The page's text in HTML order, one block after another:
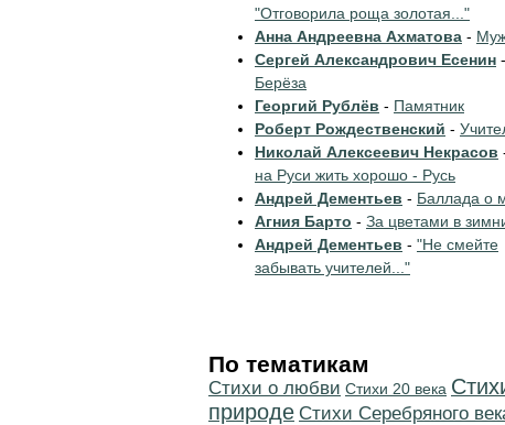
"Отговорила роща золотая..."
Анна Андреевна Ахматова -
Сергей Александрович Есенин -
Берёза
Георгий Рублёв - Памятник
Роберт Рождественский -
Николай Алексеевич Некрасов
на Руси жить хорошо - Русь
Андрей Дементьев - Баллада о
Агния Барто - За цветами в
Андрей Дементьев - "Не смейте
забывать учителей..."
По тематикам
Стихи о любви Стихи 20 века
природе Cтихи Серебряного